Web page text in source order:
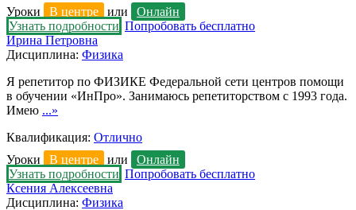
Уроки В центре или
Онлайн
Узнать подробности Попробовать бесплатно
Ирина Петровна
Дисциплина: Физика
Я репетитор по ФИЗИКЕ Федеральной сети центров помощи
в обучении «ИнПро». Занимаюсь репетиторством с 1993 года.
Имею ...»
Квалификация: Отлично
Уроки
В центре или
Онлайн
Узнать подробности Попробовать бесплатно
Ксения Алексеевна
Дисциплина: Физика